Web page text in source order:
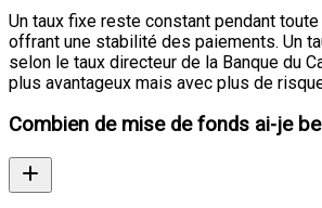
Un taux fixe reste constant pendant
offrant une stabilité des paiements. Un
selon le taux directeur de la Banque du
plus avantageux mais avec plus de
Combien de mise de fonds ai-je